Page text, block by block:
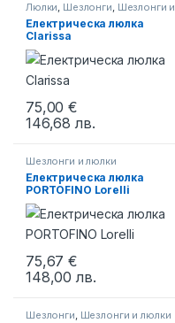
Люлки, Шезлонги, Шезлонги и
люлки
Електрическа люлка
Clarissa
75,00€
146,68лв.
This product has
Шезлонги и люлки
Електрическа люлка
PORTOFINO Lorelli
75,67€
148,00лв.
This product has
Шезлонги Шезлонги и люлки